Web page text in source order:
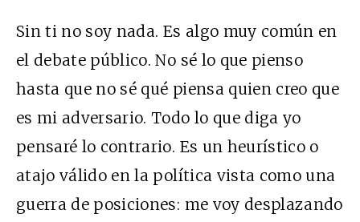
Sin ti no soy nada. Es algo muy común en
el debate público. No sé lo que pienso
hasta que no sé qué piensa quien creo que
es mi adversario. Todo lo que diga yo
pensaré lo contrario. Es un heurístico o
atajo válido en la política vista como una
guerra de posiciones: me voy desplazando